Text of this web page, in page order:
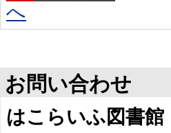
へ
お問い合わせ
はこらいふ図書館